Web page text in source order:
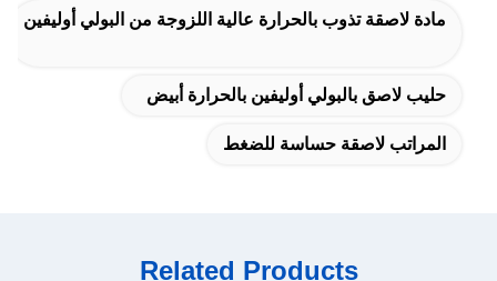
مادة لاصقة تذوب بالحرارة عالية اللزوجة من البولي أوليفين
حليب لاصق بالبولي أوليفين بالحرارة أبيض
المراتب لاصقة حساسة للضغط
Related Products